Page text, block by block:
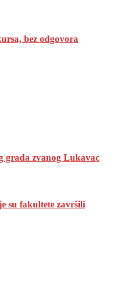
bez odgovora
grada zvanog Lukavac
su fakultete završili